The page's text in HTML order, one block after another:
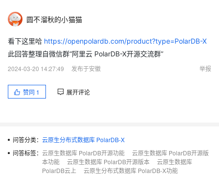
圆不溜秋的小猫猫
看下这里哈 https://openpolardb.com/product?type=PolarDB-X
此回答整理自微信群“阿里云 PolarDB-X开源交流群”
2024-03-20 14:27:49
发布于安徽 举报
赞同 1 展开评论
问答分类： 云原生分布式数据库 PolarDB-X
问答标签： 云原生数据库 PolarDB开源功能
云原生数据库 PolarDB开源版
本功能
云原生数据库 PolarDB开源版本
云原生数据库
PolarDB云上
云原生分布式数据库 PolarDB-X功能